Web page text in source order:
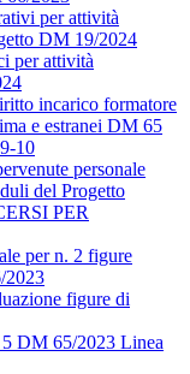
per attività
DM 19/2024
per attività
incarico formatore
e estranei DM 65
10
personale
del Progetto
PER
per n. 2 figure
2023
figure di
DM 65/2023 Linea